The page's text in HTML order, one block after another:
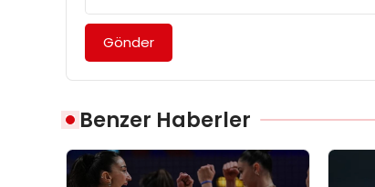
Gönder
Benzer Haberler